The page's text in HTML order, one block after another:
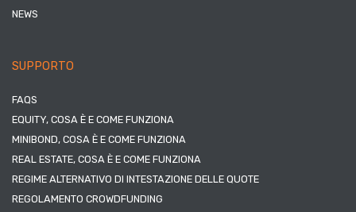
NEWS
SUPPORTO
FAQS
EQUITY, COSA È E COME FUNZIONA
MINIBOND, COSA È E COME FUNZIONA
REAL ESTATE, COSA È E COME FUNZIONA
REGIME ALTERNATIVO DI INTESTAZIONE DELLE QUOTE
REGOLAMENTO CROWDFUNDING